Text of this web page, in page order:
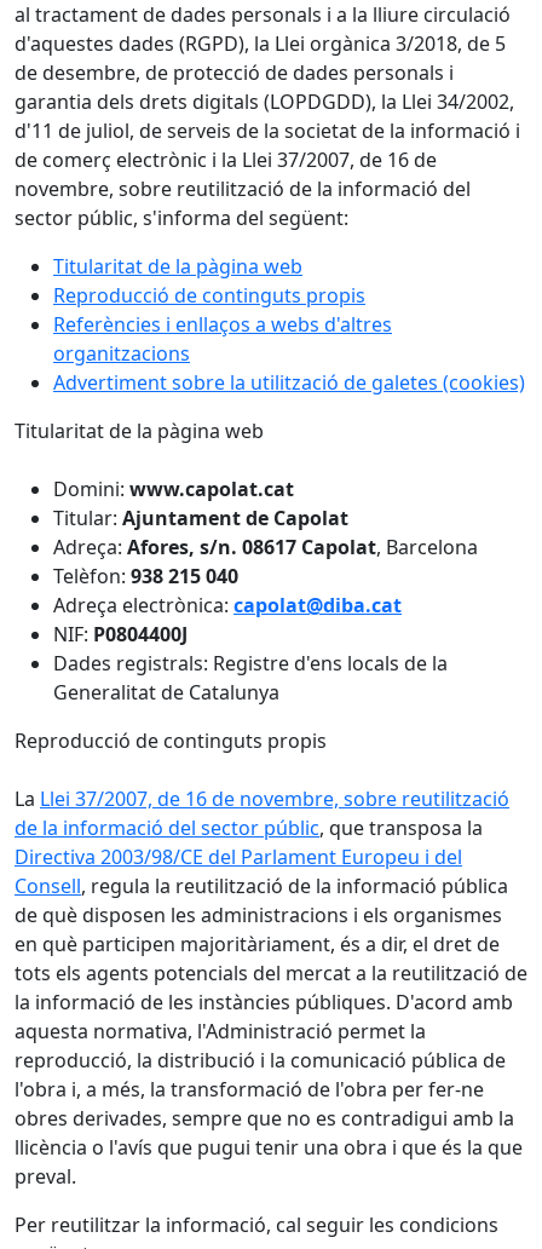
al tractament de dades personals i a la lliure circulació
d'aquestes dades (RGPD), la Llei orgànica 3/2018, de 5
de desembre, de protecció de dades personals i
garantia dels drets digitals (LOPDGDD), la Llei 34/2002,
d'11 de juliol, de serveis de la societat de la informació i
de comerç electrònic i la Llei 37/2007, de 16 de
novembre, sobre reutilització de la informació del
sector públic, s'informa del següent:
Titularitat de la pàgina web
Reproducció de continguts propis
Referències i enllaços a webs d'altres
organitzacions
Advertiment sobre la utilització de galetes (cookies)
Titularitat de la pàgina web
Domini: www.capolat.cat
Titular: Ajuntament de Capolat
Adreça: Afores, s/n. 08617 Capolat, Barcelona
Telèfon: 938 215 040
Adreça electrònica: capolat@diba.cat
NIF: P0804400J
Dades registrals: Registre d'ens locals de la
Generalitat de Catalunya
Reproducció de continguts propis
La Llei 37/2007, de 16 de novembre, sobre reutilització
de la informació del sector públic, que transposa la
Directiva 2003/98/CE del Parlament Europeu i del
Consell, regula la reutilització de la informació pública
de què disposen les administracions i els organismes
en què participen majoritàriament, és a dir, el dret de
tots els agents potencials del mercat a la reutilització de
la informació de les instàncies públiques. D'acord amb
aquesta normativa, l'Administració permet la
reproducció, la distribució i la comunicació pública de
l'obra i, a més, la transformació de l'obra per fer-ne
obres derivades, sempre que no es contradigui amb la
llicència o l'avís que pugui tenir una obra i que és la que
preval.
Per reutilitzar la informació, cal seguir les condicions